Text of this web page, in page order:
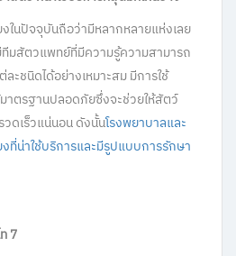
ในปัจจุบันถือว่ามีหลากหลายแห่งเลย
มสัตวแพทย์ที่มีความรู้ความสามารถ
ะชนิดได้อย่างเหมาะสม มีการใช้
าตรฐานปลอดภัยซึ่งจะช่วยให้สัตว์
ดเร็วแน่นอน ดังนั้นโรงพยาบาลและ
ที่น่าใช้บริการและมีรูปแบบการรักษา
7